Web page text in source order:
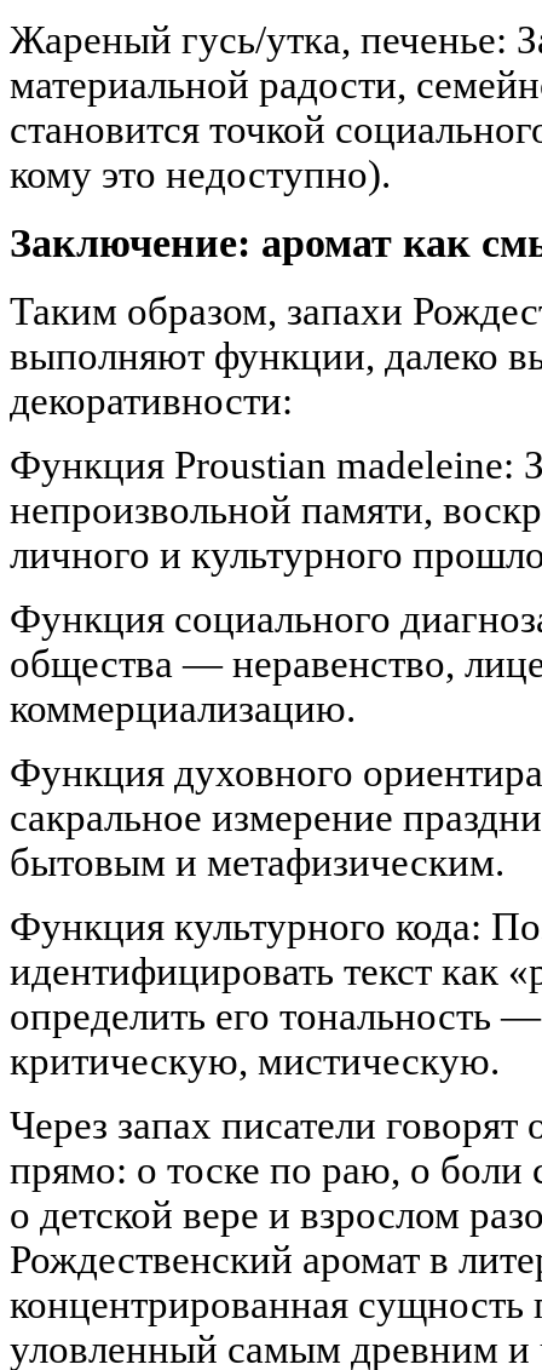
Жареный гусь/утка, печенье:
материальной радости,
становится точкой
кому это недоступно).
Заключение: аромат как
Таким образом, запахи
выполняют функции, далеко
декоративности:
Функция Proustian madeleine:
непроизвольной памяти,
личного и культурного
Функция социального
общества — неравенство,
коммерциализацию.
Функция духовного
сакральное измерение
бытовым и метафизическим.
Функция культурного кода:
идентифицировать текст как
определить его тональность
критическую, мистическую.
Через запах писатели
прямо: о тоске по раю, о боли
о детской вере и взрослом
Рождественский аромат в
концентрированная сущность
уловленный самым древним и